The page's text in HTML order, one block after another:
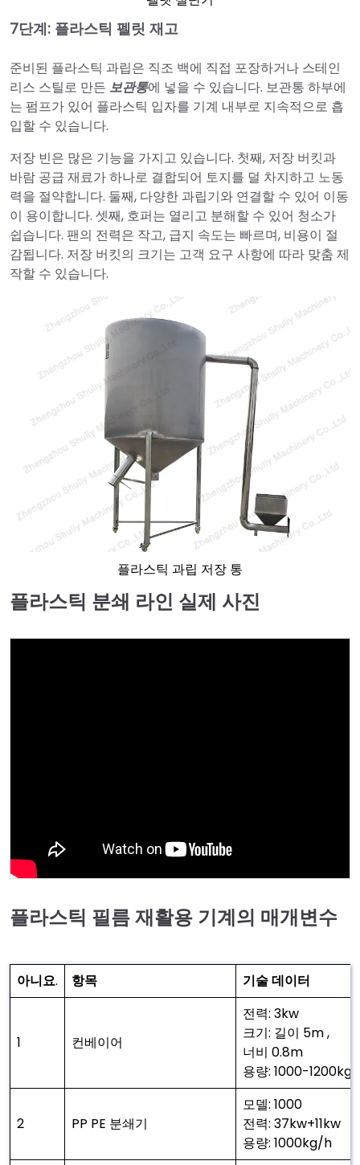
7단계: 플라스틱 펠릿 재고
준비된 플라스틱 과립은 직조 백에 직접 포장하거나 스테인
리스 스틸로 만든 보관통에 넣을 수 있습니다. 보관통 하부에
는 펌프가 있어 플라스틱 입자를 기계 내부로 지속적으로 흡
입할 수 있습니다.
저장 빈은 많은 기능을 가지고 있습니다. 첫째, 저장 버킷과
바람 공급 재료가 하나로 결합되어 토지를 덜 차지하고 노동
력을 절약합니다. 둘째, 다양한 과립기와 연결할 수 있어 이동
이 용이합니다. 셋째, 호퍼는 열리고 분해할 수 있어 청소가
쉽습니다. 팬의 전력은 작고, 급지 속도는 빠르며, 비용이 절
감됩니다. 저장 버킷의 크기는 고객 요구 사항에 따라 맞춤 제
작할 수 있습니다.
플라스틱 과립 저장 통
플라스틱 분쇄 라인 실제 사진
플라스틱 필름 재활용 기계의 매개변수
아니요. 항목 기술 데이터
1 컨베이어
전력: 3kw
크기: 길이 5m ,
너비 0.8m
용량: 1000-
2 PP PE 분쇄기
모델: 1000
전력: 37kw+11kw
용량: 1000kg/h